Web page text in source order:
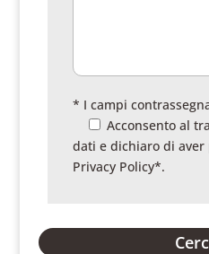
* I campi
Acconsento al
dati e dichiaro di aver
Privacy Policy*.